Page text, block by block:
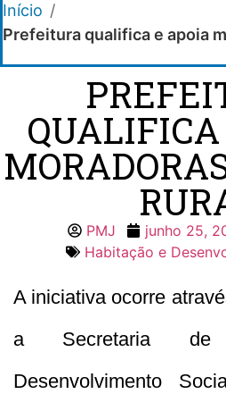
Início /
Prefeitura qualifica e apoia
PMJ junho 25,
Habitação e
A iniciativa ocorre
a Secretaria de
Desenvolvimento